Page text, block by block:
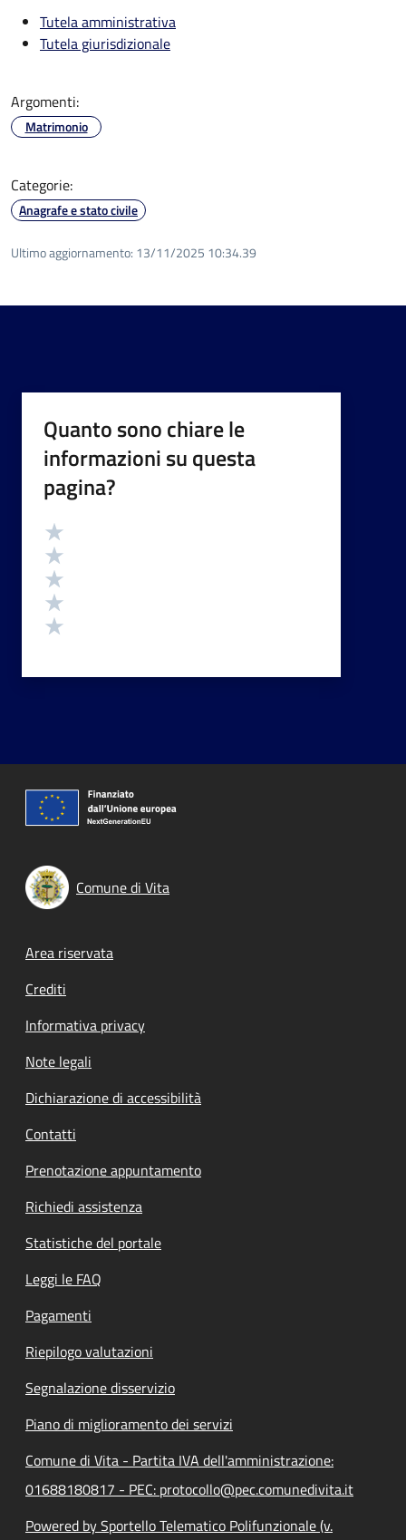
Tutela amministrativa
Tutela giurisdizionale
Argomenti:
Matrimonio
Categorie:
Anagrafe e stato civile
Ultimo aggiornamento: 13/11/2025 10:34.39
Quanto sono chiare le
informazioni su questa
pagina?
Valutazione
Comune di Vita
Footer menu
Area riservata
Crediti
Informativa privacy
Note legali
Dichiarazione di accessibilità
Contatti
Prenotazione appuntamento
Richiedi assistenza
Statistiche del portale
Leggi le FAQ
Pagamenti
Riepilogo valutazioni
Segnalazione disservizio
Piano di miglioramento dei servizi
Comune di Vita - Partita IVA dell'amministrazione:
01688180817 - PEC: protocollo@pec.comunedivita.it
Powered by Sportello Telematico Polifunzionale (v.